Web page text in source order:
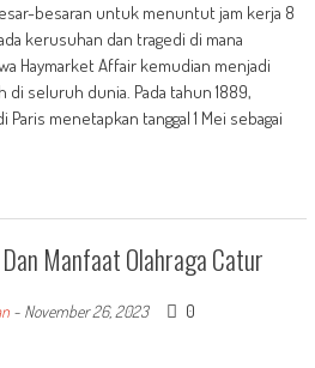
besaran untuk menuntut jam kerja 8
kerusuhan dan tragedi di mana
Haymarket Affair kemudian menjadi
seluruh dunia. Pada tahun 1889,
menetapkan tanggal 1 Mei sebagai
Manfaat Olahraga Catur
- November 26, 2023 0